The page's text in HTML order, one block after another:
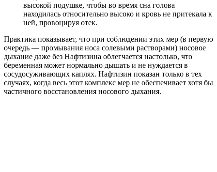
высокой подушке, чтобы во время сна голова
находилась относительно высоко и кровь не притекала к
ней, провоцируя отек.
Практика показывает, что при соблюдении этих мер (в первую
очередь — промывания носа солевыми растворами) носовое
дыхание даже без Нафтизина облегчается настолько, что
беременная может нормально дышать и не нуждается в
сосудосуживающих каплях. Нафтизин показан только в тех
случаях, когда весь этот комплекс мер не обеспечивает хотя бы
частичного восстановления носового дыхания.